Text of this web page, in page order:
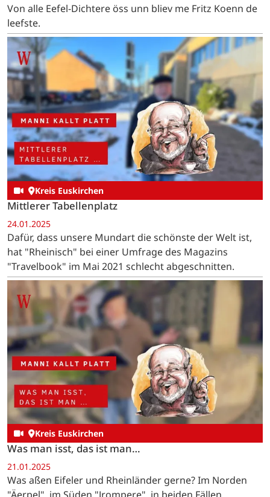
Von alle Eefel-Dichtere öss unn bliev me Fritz Koenn de
leefste.
Kreis Euskirchen
Mittlerer Tabellenplatz
24.01.2025
Dafür, dass unsere Mundart die schönste der Welt ist,
hat "Rheinisch" bei einer Umfrage des Magazins
"Travelbook" im Mai 2021 schlecht abgeschnitten.
Kreis Euskirchen
Was man isst, das ist man…
21.01.2025
Was aßen Eifeler und Rheinländer gerne? Im Norden
"Äerpel", im Süden "Jrompere", in beiden Fällen